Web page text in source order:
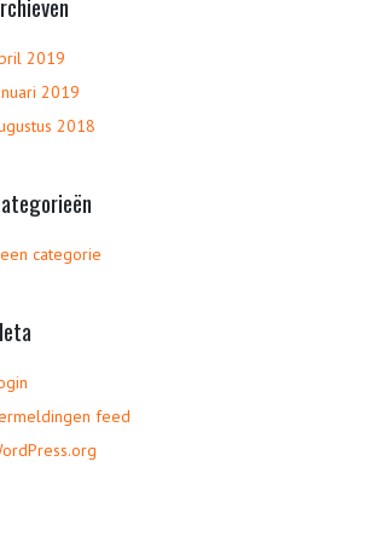
2019
2019
2018
categorie
feed